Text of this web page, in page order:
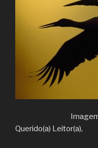
Querido(a) Leitor(a),